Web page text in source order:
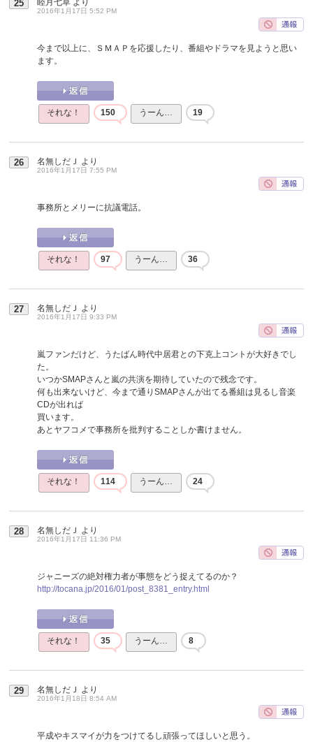
25
2016年1月17日 5:52 PM
今まで以上に、ＳＭＡＰを応援したり、番組やドラマを見ようと思い
ます。
それな！ 150 うーん… 19
26 名無しだＪ より
2016年1月17日 7:55 PM
事務所とメリーに抗議電話。
それな！ 97 うーん… 36
27 名無しだＪ より
2016年1月17日 9:33 PM
嵐ファンだけど、うたばん時代中居君との下克上コントが大好きでし
た。
いつかSMAPさんと嵐の共演を期待していたので残念です。
何も出来ないけど、今まで通りSMAPさんが出てる番組は見るし音楽
CDが出れば
買います。
あとヤフコメで事務所を批判することしか書けません。
それな！ 114 うーん… 24
28 名無しだＪ より
2016年1月17日 11:36 PM
ジャニーズの絶対権力者が事態をどう捉えてるのか？
http://tocana.jp/2016/01/post_8381_entry.html
それな！ 35 うーん… 8
29 名無しだＪ より
2016年1月18日 8:54 AM
平成やキスマイが力をつけてるし頑張ってほしいと思う。